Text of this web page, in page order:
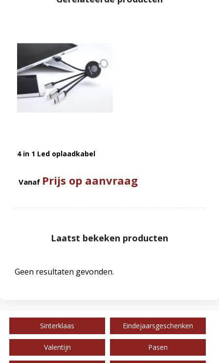
4 in 1 Led oplaadkabel
Vanaf Prijs op aanvraag
Laatst bekeken producten
Geen resultaten gevonden.
Sinterklaas Eindejaarsgeschenken
Valentijn Pasen